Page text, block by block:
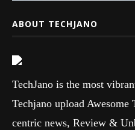
ABOUT TECHJANO
TechJano is the most
Techjano upload Awesome
centric news, Review &